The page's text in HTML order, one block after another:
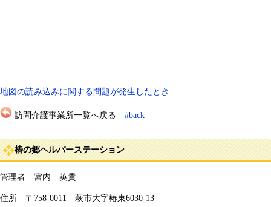
地図の読み込みに関する問題が発生したとき
訪問介護事業所一覧へ戻る #back
椿の郷ヘルパーステーション
管理者 宮内 英貴
住所 〒758-0011 萩市大字椿東6030-13